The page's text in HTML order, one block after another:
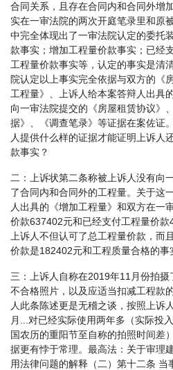
合同关系，且存在合同内和合同外增
实在一审法院的两次开庭笔录里和原
中完全体现出了一审法院认定的委托
款事实；增加工程量价款事实；已经
工程量价款事实等，认定的事实是清
院认定以上事实完全依据与双方的《
工程量》、上诉人给本案答辩人出具
向一审法院提交的《房屋租赁协议》
据》、《调查笔录》等证据在案佐证
人提供什么样的证据才能证明上诉人
款事实？
二：上诉状第二条称被上诉人没有向
了合同内和合同外的工程量。关于这
人出具的《增加工程量》和双方在一
价款637402元和已经支付工程量价
上诉人不但认可了总工程量价款，而
价款是182402元和工程质量合格的事
三：上诉人自称在2019年11月份拍
不合格照片，以及应适当扣减工程款
人此条陈述更是无稽之谈，按照上诉
月...对已经实际使用两年多（实际投
国农历的重阳节至自称的拍照时间差
据更有悖于常理。最高法：关于审理
用法律问题的解释（二）第十二条